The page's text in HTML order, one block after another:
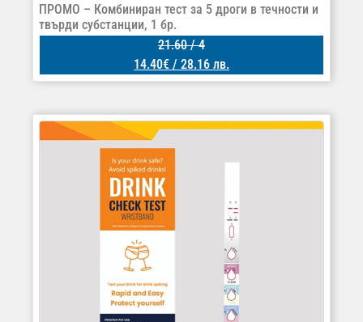
ПРОМО – Комбиниран тест за 5 дроги в течности и
твърди субстанции, 1 бр.
21.60/ 4
14.40€ / 28.16 лв.